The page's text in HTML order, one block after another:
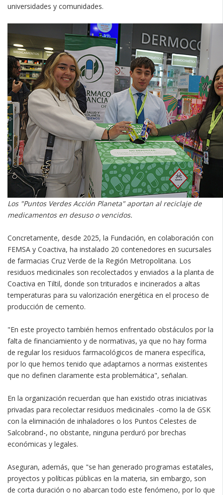
universidades y comunidades.
Los "Puntos Verdes Acción Planeta" aportan al reciclaje de
medicamentos en desuso o vencidos.
Concretamente, desde 2025, la Fundación, en colaboración con
FEMSA y Coactiva, ha instalado 20 contenedores en sucursales
de farmacias Cruz Verde de la Región Metropolitana. Los
residuos medicinales son recolectados y enviados a la planta de
Coactiva en Tiltil, donde son triturados e incinerados a altas
temperaturas para su valorización energética en el proceso de
producción de cemento.
"En este proyecto también hemos enfrentado obstáculos por la
falta de financiamiento y de normativas, ya que no hay forma
de regular los residuos farmacológicos de manera específica,
por lo que hemos tenido que adaptarnos a normas existentes
que no definen claramente esta problemática", señalan.
En la organización recuerdan que han existido otras iniciativas
privadas para recolectar residuos medicinales -como la de GSK
con la eliminación de inhaladores o los Puntos Celestes de
Salcobrand-, no obstante, ninguna perduró por brechas
económicas y legales.
Aseguran, además, que "se han generado programas estatales,
proyectos y políticas públicas en la materia, sin embargo, son
de corta duración o no abarcan todo este fenómeno, por lo que